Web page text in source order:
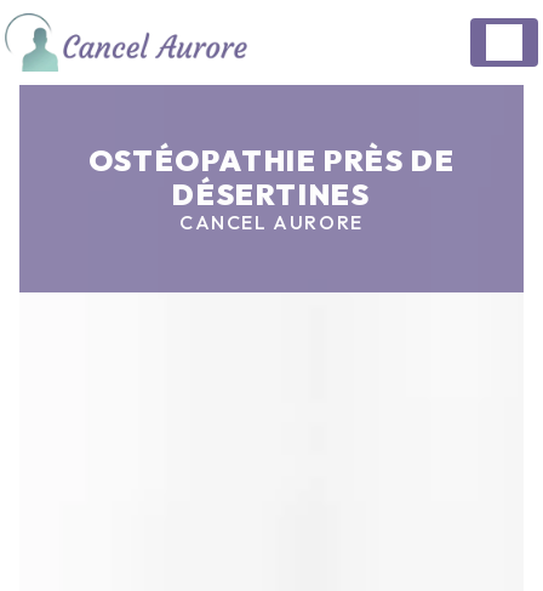
OSTÉOPATHIE PRÈS DE
DÉSERTINES
CANCEL AURORE
Panneau de gestion des cookies